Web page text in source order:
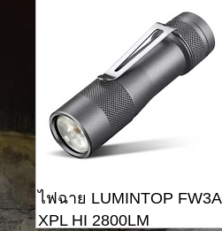
ไฟฉาย LUMINTOP FW3A
XPL HI 2800LM